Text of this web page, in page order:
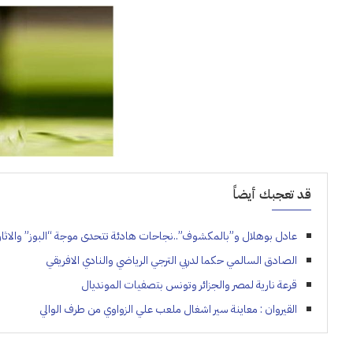
قد تعجبك أيضاً
عادل بوهلال و”بالمكشوف”..نجاحات هادئة تتحدى موجة “البوز”
الصادق السالمي حكما لدربي الترجي الرياضي والنادي الافريقي
قرعة نارية لمصر والجزائر وتونس بتصفيات المونديال
القيروان : معاينة سير اشغال ملعب علي الزواوي من طرف الوالي